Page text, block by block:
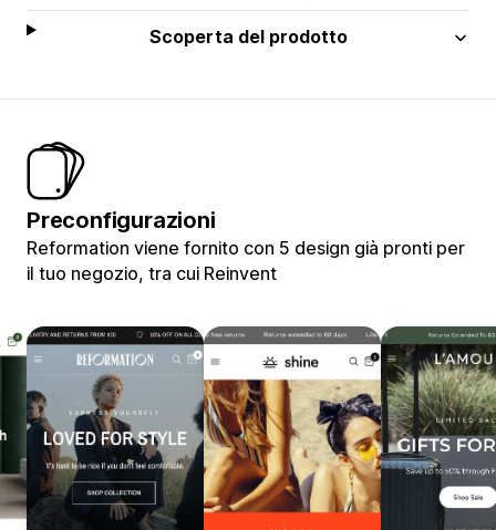
Scoperta del prodotto
Preconfigurazioni
Reformation viene fornito con 5 design già pronti per
il tuo negozio, tra cui Reinvent